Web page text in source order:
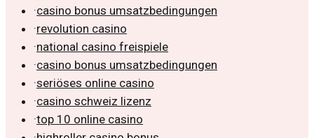
·casino bonus umsatzbedingungen
·revolution casino
·national casino freispiele
·casino bonus umsatzbedingungen
·seriöses online casino
·casino schweiz lizenz
·top 10 online casino